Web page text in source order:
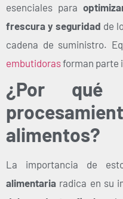
esenciales para
frescura y seguridad de
cadena de suministro.
embutidorasforman parte
¿Por
alimentos?
La importancia de
alimentaria radica en su